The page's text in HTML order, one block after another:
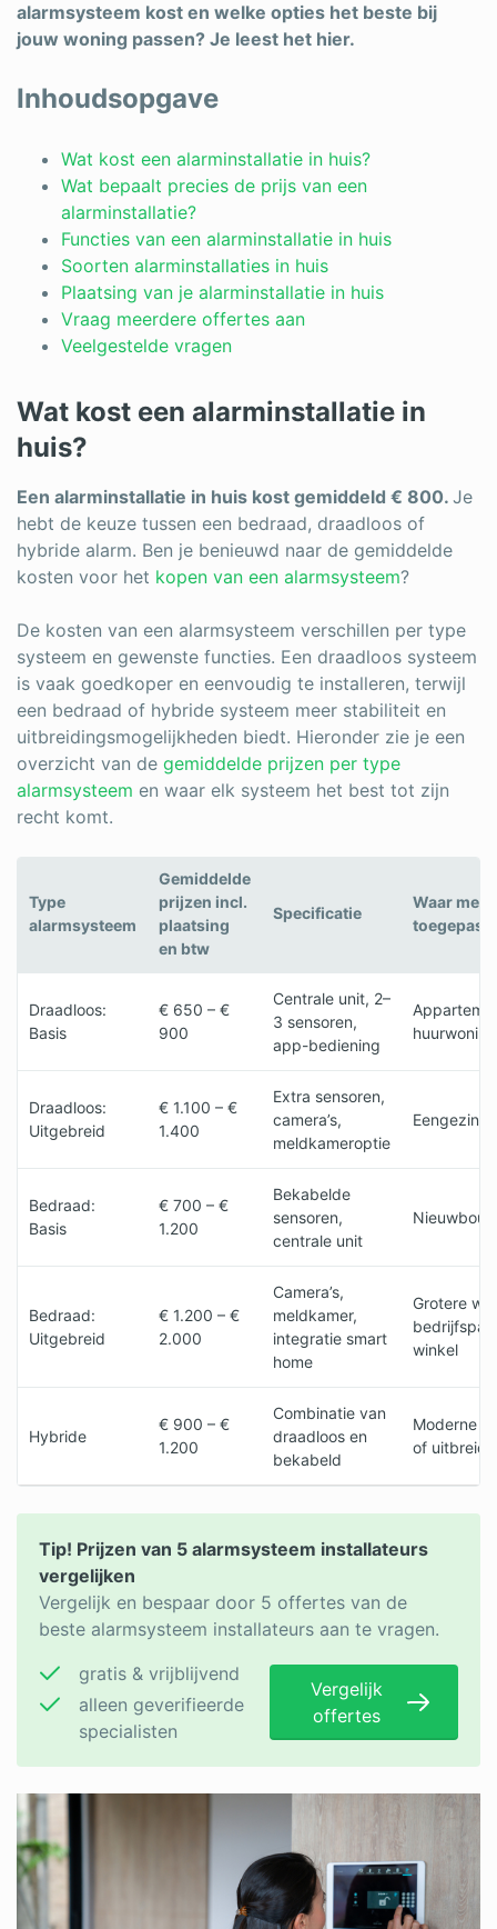
alarmsysteem kost en welke opties het beste bij
jouw woning passen? Je leest het hier.
Inhoudsopgave
Wat kost een alarminstallatie in huis?
Wat bepaalt precies de prijs van een
alarminstallatie?
Functies van een alarminstallatie in huis
Soorten alarminstallaties in huis
Plaatsing van je alarminstallatie in huis
Vraag meerdere offertes aan
Veelgestelde vragen
Wat kost een alarminstallatie in
huis?
Een alarminstallatie in huis kost gemiddeld € 800. Je
hebt de keuze tussen een bedraad, draadloos of
hybride alarm. Ben je benieuwd naar de gemiddelde
kosten voor het kopen van een alarmsysteem?
De kosten van een alarmsysteem verschillen per type
systeem en gewenste functies. Een draadloos systeem
is vaak goedkoper en eenvoudig te installeren, terwijl
een bedraad of hybride systeem meer stabiliteit en
uitbreidingsmogelijkheden biedt. Hieronder zie je een
overzicht van de gemiddelde prijzen per type
alarmsysteem en waar elk systeem het best tot zijn
recht komt.
Type
alarmsysteem
Gemiddelde
prijzen incl.
plaatsing
en btw
Specificatie
Waar
toegepast
Draadloos:
Basis
€ 650 – €
900
Centrale unit, 2–
3 sensoren,
app-bediening
huurwoning
Draadloos:
Uitgebreid
€ 1.100 – €
1.400
Extra sensoren,
camera’s,
meldkameroptie
Bedraad:
Basis
€ 700 – €
1.200
Bekabelde
sensoren,
centrale unit
Bedraad:
Uitgebreid
€ 1.200 – €
2.000
Camera’s,
meldkamer,
integratie smart
home
Grotere
winkel
Hybride
€ 900 – €
1.200
Combinatie van
draadloos en
bekabeld
Moderne
of
Tip! Prijzen van 5 alarmsysteem installateurs
vergelijken
Vergelijk en bespaar door 5 offertes van de
beste alarmsysteem installateurs aan te vragen.
gratis & vrijblijvend
alleen geverifieerde
specialisten
Vergelijk
offertes